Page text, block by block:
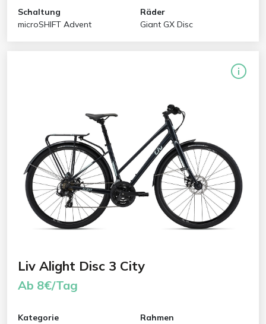
Schaltung
microSHIFT Advent
Räder
Giant GX Disc
Liv Alight Disc 3 City
Ab 8€/Tag
Kategorie
Rahmen